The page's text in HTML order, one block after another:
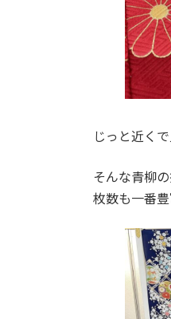
じっと近く
そんな青柳
枚数も一番